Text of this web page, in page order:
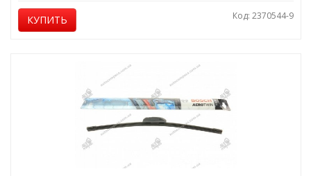
КУПИТЬ Код: 2370544-9